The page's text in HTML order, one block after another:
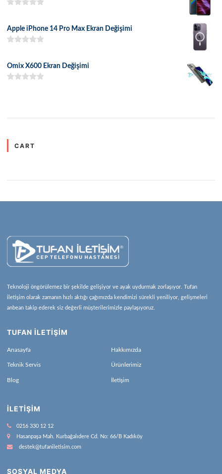
Apple iPhone 14 Pro Max Ekran Değişimi
Omix X600 Ekran Değişimi
CART
Teknoloji öngörülemez bir şekilde gelişiyor ve ayak uydurmak zorlaşıyor. Tufan
iletişim olarak zamanın hızlı aktığı çağımızda kendimizi sürekli yeniliyor, gelişmeleri
anbean takip ederek siz değerli müşterilerimizle paylaşıyoruz.
TUFAN İLETİŞİM
Anasayfa Hakkımızda
Teknik Servis Ürünlerimiz
Blog İletişim
İLETIŞIM
0216 330 12 12
Hasanpaşa Mah. Kurbağalıdere Cd. No: 66/B Kadıköy
destek@tufaniletisim.com
SOSYAL MEDYA